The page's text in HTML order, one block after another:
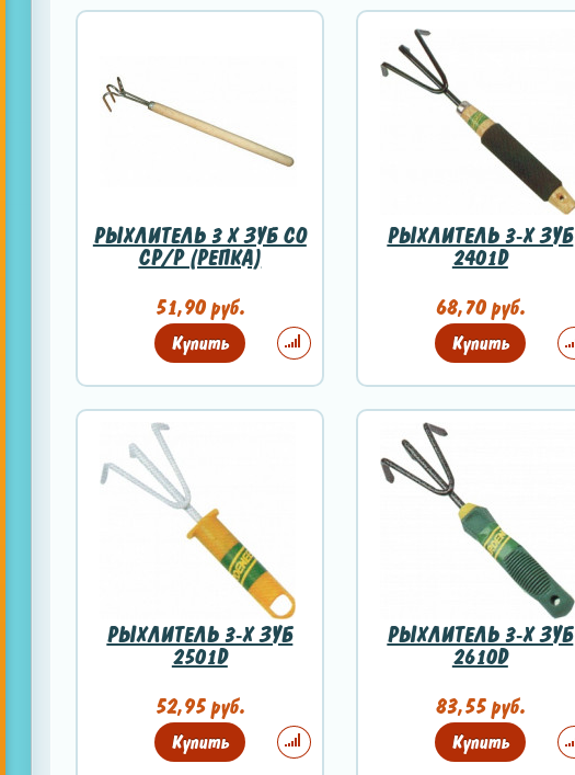
РЫХЛИТЕЛЬ 3 Х ЗУБ СО
СР/Р (РЕПКА)
51,90 руб.
Купить
РЫХЛИТЕЛЬ 3-Х ЗУБ
2401D
68,70 руб.
Купить
РЫХЛИТЕЛЬ 3-Х ЗУБ
2501D
52,95 руб.
Купить
РЫХЛИТЕЛЬ 3-Х ЗУБ
2610D
83,55 руб.
Купить